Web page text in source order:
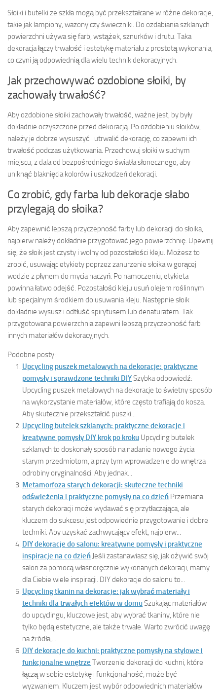
Słoiki i butelki ze szkła mogą być przekształcane w różne dekoracje,
takie jak lampiony, wazony czy świeczniki. Do ozdabiania szklanych
powierzchni używa się farb, wstążek, sznurków i drutu. Taka
dekoracja łączy trwałość i estetykę materiału z prostotą wykonania,
co czyni ją odpowiednią dla wielu technik dekoracyjnych.
Jak przechowywać ozdobione słoiki, by
zachowały trwałość?
Aby ozdobione słoiki zachowały trwałość, ważne jest, by były
dokładnie oczyszczone przed dekoracją. Po ozdobieniu słoików,
należy je dobrze wysuszyć i utrwalić dekorację, co zapewni ich
trwałość podczas użytkowania. Przechowuj słoiki w suchym
miejscu, z dala od bezpośredniego światła słonecznego, aby
uniknąć blaknięcia kolorów i uszkodzeń dekoracji.
Co zrobić, gdy farba lub dekoracje słabo
przylegają do słoika?
Aby zapewnić lepszą przyczepność farby lub dekoracji do słoika,
najpierw należy dokładnie przygotować jego powierzchnię. Upewnij
się, że słoik jest czysty i wolny od pozostałości kleju. Możesz to
zrobić, usuwając etykiety poprzez zanurzenie słoika w gorącej
wodzie z płynem do mycia naczyń. Po namoczeniu, etykieta
powinna łatwo odejść. Pozostałości kleju usuń olejem roślinnym
lub specjalnym środkiem do usuwania kleju. Następnie słoik
dokładnie wysusz i odtłuść spirytusem lub denaturatem. Tak
przygotowana powierzchnia zapewni lepszą przyczepność farb i
innych materiałów dekoracyjnych.
Podobne posty:
Upcycling puszek metalowych na dekoracje: praktyczne
pomysły i sprawdzone techniki DIYSzybka odpowiedź:
Upcycling puszek metalowych na dekoracje to świetny sposób
na wykorzystanie materiałów, które często trafiają do kosza.
Aby skutecznie przekształcić puszki...
Upcycling butelek szklanych: praktyczne dekoracje i
kreatywne pomysły DIY krok po kroku Upcycling butelek
szklanych to doskonały sposób na nadanie nowego życia
starym przedmiotom, a przy tym wprowadzenie do wnętrza
odrobiny oryginalności. Aby jednak...
Metamorfoza starych dekoracji: skuteczne techniki
odświeżenia i praktyczne pomysły na co dzień Przemiana
starych dekoracji może wydawać się przytłaczająca, ale
kluczem do sukcesu jest odpowiednie przygotowanie i dobre
techniki. Aby uzyskać zachwycający efekt, najpierw...
DIY dekoracje do salonu: kreatywne pomysły i praktyczne
inspiracje na co dzień Jeśli zastanawiasz się, jak ożywić swój
salon za pomocą własnoręcznie wykonanych dekoracji, mamy
dla Ciebie wiele inspiracji. DIY dekoracje do salonu to...
Upcycling tkanin na dekoracje: jak wybrać materiały i
techniki dla trwałych efektów w domuSzukając materiałów
do upcyclingu, kluczowe jest, aby wybrać tkaniny, które nie
tylko będą estetyczne, ale także trwałe. Warto zwrócić uwagę
na źródła,...
DIY dekoracje do kuchni: praktyczne pomysły na stylowe i
funkcjonalne wnętrze Tworzenie dekoracji do kuchni, które
łączą w sobie estetykę i funkcjonalność, może być
wyzwaniem. Kluczem jest wybór odpowiednich materiałów